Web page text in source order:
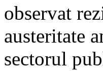
observat
austeritate
sectorul